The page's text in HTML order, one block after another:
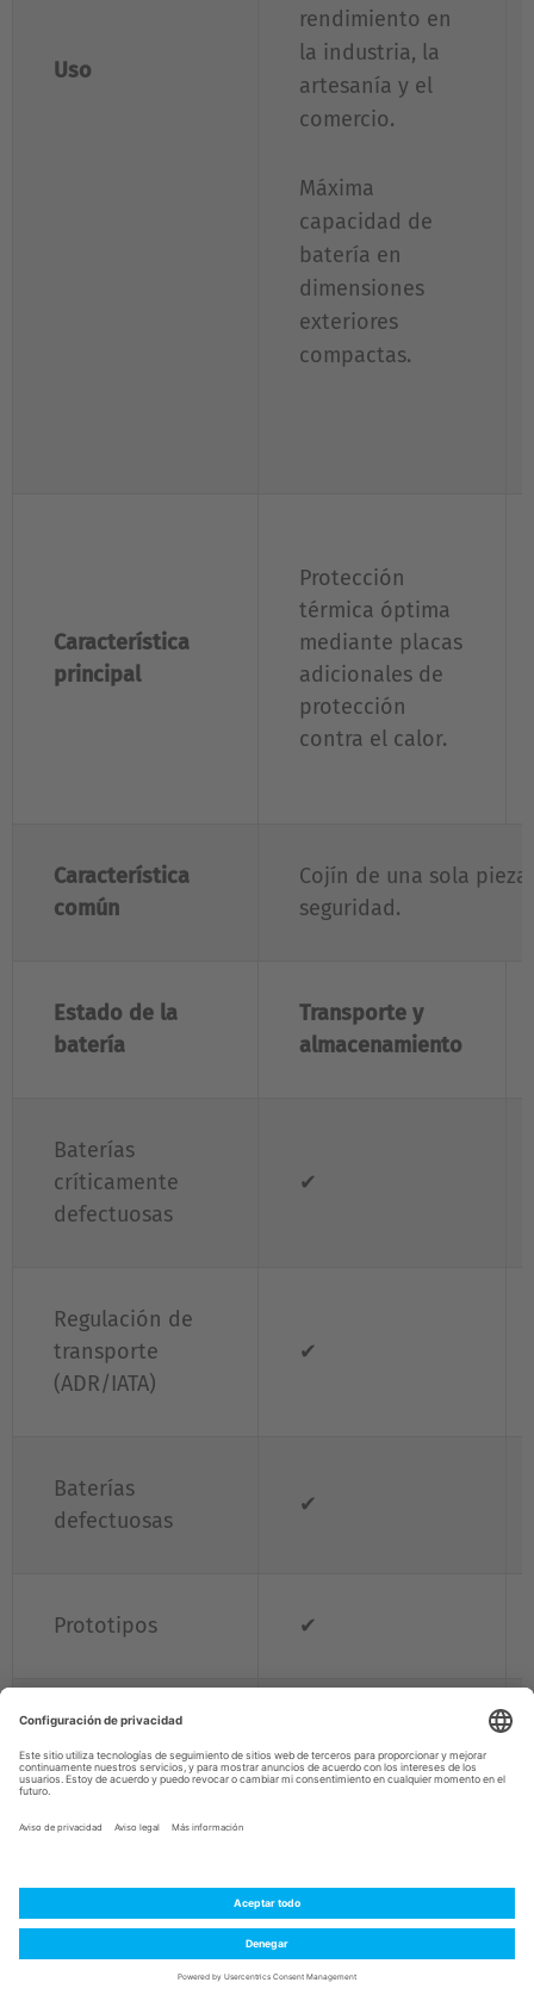
Uso
rendimiento en
la industria, la
artesanía y el
comercio.
Máxima
capacidad de
batería en
dimensiones
exteriores
compactas.
Característica
principal
Protección
térmica óptima
mediante placas
adicionales de
protección
contra el calor.
Característica
común
Cojín de una sola
seguridad.
Estado de la
batería
Transporte y
almacenamiento
Baterías
críticamente
defectuosas
✔
Regulación de
transporte
(ADR/IATA)
✔
Baterías
defectuosas
✔
Prototipos ✔
Baterías para
ser eliminadas o
✔
valor nominal
(Wh)
1384